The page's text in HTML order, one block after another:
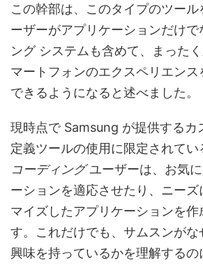
この幹部は、このタイプのツー
ーザーがアプリケーションだけで
ング システムも含めて、まった
マートフォンのエクスペリエン
できるようになると述べました。
現時点で Samsung が提供するカ
定義ツールの使用に限定されてい
コーディングユーザーは、お気
ーションを適応させたり、ニーズ
マイズしたアプリケーションを作
す。これだけでも、サムスンがな
興味を持っているかを理解するの